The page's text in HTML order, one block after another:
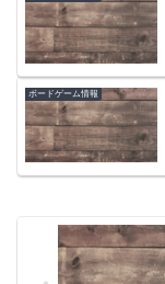
ボードゲーム情報